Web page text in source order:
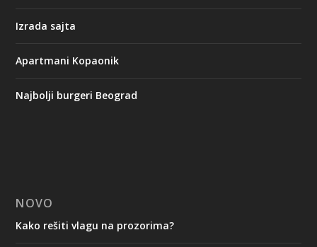
Izrada sajta
Apartmani Kopaonik
Najbolji burgeri Beograd
NOVO
Kako rešiti vlagu na prozorima?